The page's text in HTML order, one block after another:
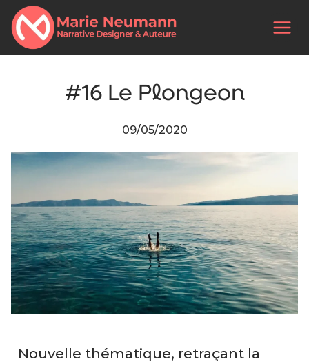
#16 Le Plongeon
Par
Neumann
09/05/2020
Nouvelle thématique, retraçant la